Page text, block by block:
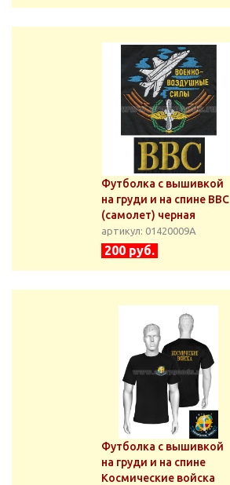
Футболка с вышивкой
на груди и на спине ВВС
(самолет) черная
артикул: 01420009А
200 руб.
Футболка с вышивкой
на груди и на спине
Космические войска